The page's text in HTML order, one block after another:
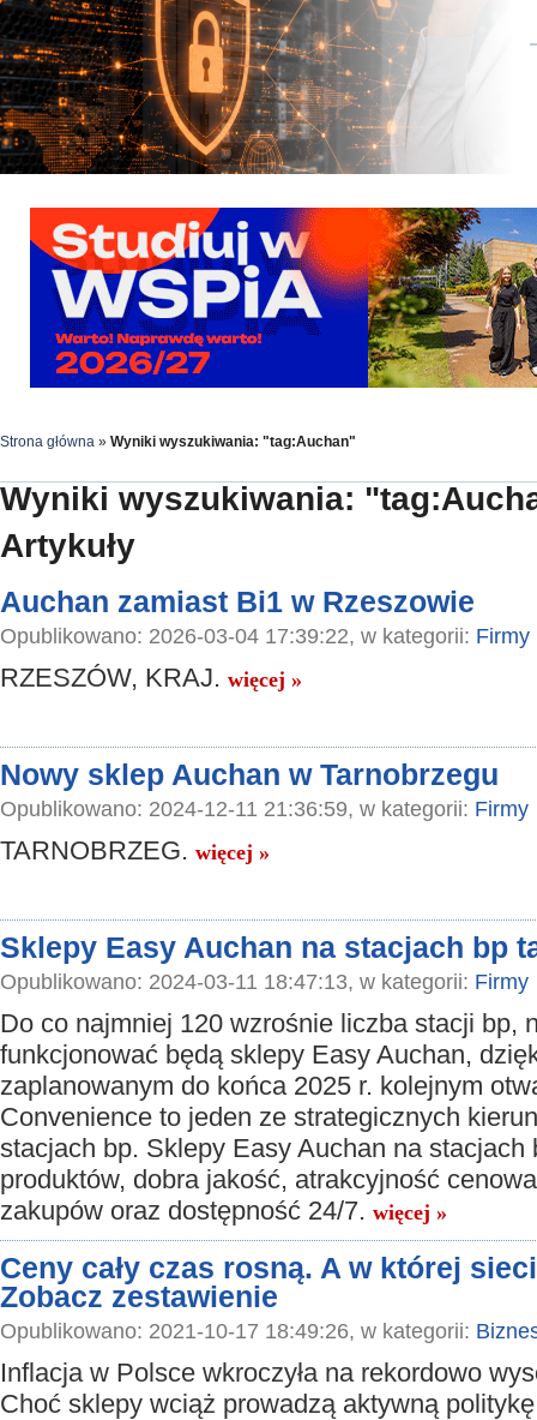
Strona główna » Wyniki wyszukiwania: "tag:Auchan"
Wyniki wyszukiwania:
Artykuły
Auchan zamiast Bi1 w Rzeszowie
Opublikowano: 2026-03-04 17:39:22, w kategorii: Firmy
RZESZÓW, KRAJ. więcej »
Nowy sklep Auchan w Tarnobrzegu
Opublikowano: 2024-12-11 21:36:59, w kategorii: Firmy
TARNOBRZEG. więcej »
Sklepy Easy Auchan na stacjach bp
Opublikowano: 2024-03-11 18:47:13, w kategorii: Firmy
Do co najmniej 120 wzrośnie liczba stacji bp,
funkcjonować będą sklepy Easy Auchan,
zaplanowanym do końca 2025 r. kolejnym
Convenience to jeden ze strategicznych
stacjach bp. Sklepy Easy Auchan na stacjach
produktów, dobra jakość, atrakcyjność
zakupów oraz dostępność 24/7. więcej »
Ceny cały czas rosną. A w której
Zobacz zestawienie
Opublikowano: 2021-10-17 18:49:26, w kategorii:
Inflacja w Polsce wkroczyła na rekordowo
Choć sklepy wciąż prowadzą aktywną